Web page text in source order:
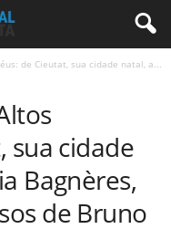
de Cieutat, sua cidade natal, a...
sua cidade
Bagnères,
de Bruno